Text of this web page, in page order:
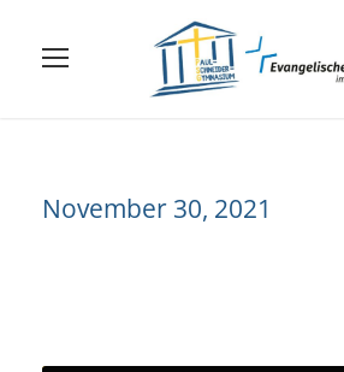
November 30, 2021